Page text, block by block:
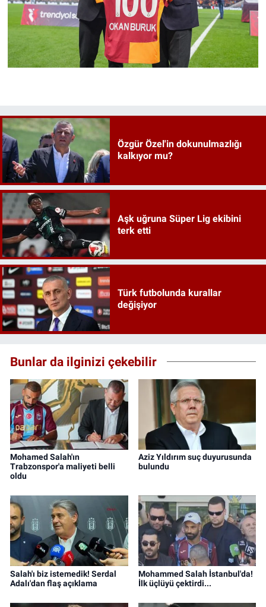
Özgür Özel'in dokunulmazlığı
kalkıyor mu?
Aşk uğruna Süper Lig ekibini
terk etti
Türk futbolunda kurallar
değişiyor
Bunlar da ilginizi çekebilir
Mohamed Salah'ın
Trabzonspor'a maliyeti belli
oldu
Aziz Yıldırım suç duyurusunda
bulundu
Salah'ı biz istemedik! Serdal
Adalı'dan flaş açıklama
Mohammed Salah İstanbul'da!
İlk üçlüyü çektirdi...